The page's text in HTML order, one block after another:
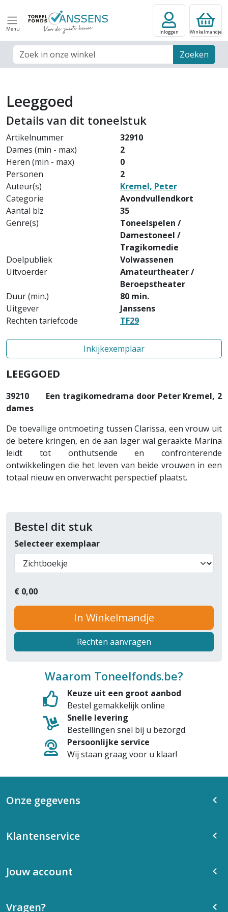
Menu
Zoek veld Zoeken
Inloggen Winkelmandje
Leeggoed
Details van dit toneelstuk
Artikelnummer
32910
Dames (min - max)
2
Heren (min - max)
0
Personen
2
Auteur(s)
Kremel, Peter
Categorie
Avondvullendkort
Aantal blz
35
Genre(s)
Toneelspelen /
Damestoneel /
Tragikomedie
Doelpubliek
Volwassenen
Uitvoerder
Amateurtheater /
Beroepstheater
Duur (min.)
80 min.
Uitgever
Janssens
Rechten tariefcode
TF29
Inkijkexemplaar
LEEGGOED
39210 Een tragikomedrama door Peter Kremel, 2
dames
De toevallige ontmoeting tussen Clarissa, een vrouw uit
de betere kringen, en de aan lager wal geraakte Marina
leidt tot onthutsende en confronterende
ontwikkelingen die het leven van beide vrouwen in een
totaal nieuw en onverwacht perspectief plaatst.
Bestel dit stuk
Selecteer exemplaar
€ 0,00
In Winkelmandje
Rechten aanvragen
Waarom Toneelfonds.be?
Keuze uit een groot aanbod
Bestel gemakkelijk online
Snelle levering
Bestellingen snel bij u bezorgd
Persoonlijke service
Wij staan graag voor u klaar!
Onze gegevens
Klantenservice
Jouw account
Vragen?